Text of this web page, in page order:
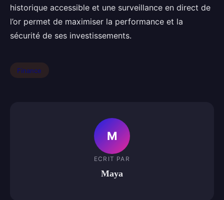
historique accessible et une surveillance en direct de
l’or permet de maximiser la performance et la
sécurité de ses investissements.
Finance
M
ECRIT PAR
Maya